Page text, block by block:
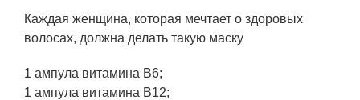
Каждая женщина, которая мечтает о здоровых
волосах, должна делать такую маску
1 ампула витамина В6;
1 ампула витамина В12;